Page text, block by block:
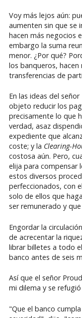
Voy más lejos aún:
aumenten sin que se
hacen más negocios
embargo la suma
menor. ¿Por qué?
los banqueros, hacen
transferencias de
En las ideas del
objeto reducir los
precisamente lo que
verdad, asaz
expediente que
coste; y la Clearing-
costosa aún. Pero,
elija para compensar
estos diversos
perfeccionados, con
solo de ellos que
ser remunerado y
Engordar la
de acrecentar la
librar billetes a todo
banco antes de seis
Así que el señor
mi dilema y se
"Que el banco